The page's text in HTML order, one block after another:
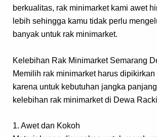
berkualitas, rak minimarket kami awet
lebih sehingga kamu tidak perlu
banyak untuk rak minimarket.
Kelebihan Rak Minimarket Semarang
Memilih rak minimarket harus
karena untuk kebutuhan jangka
kelebihan rak minimarket di Dewa
1. Awet dan Kokoh